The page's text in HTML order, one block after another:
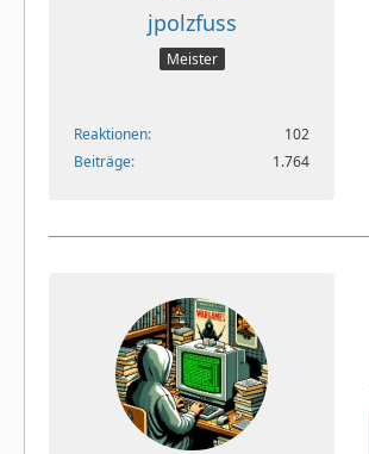
jpolzfuss
Meister
Reaktionen
102
Beiträge
1.764